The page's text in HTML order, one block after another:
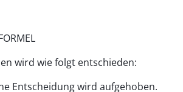
wird wie folgt entschieden:
Entscheidung wird aufgehoben.